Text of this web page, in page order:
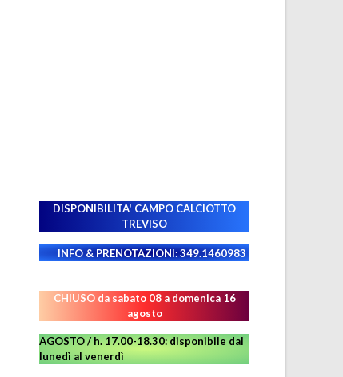
DISPONIBILITA' CAMPO CALCIOTTO
TREVISO
INFO & PRENOTAZIONI: 349.1460983
CHIUSO da sabato 08 a domenica 16
agosto
AGOSTO / h. 17.00-18.30: disponibile dal
lunedì al venerdì